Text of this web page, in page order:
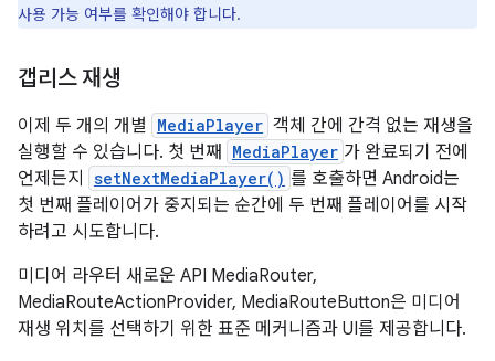
사용 가능 여부를 확인해야 합니다.
갭리스 재생
이제 두 개의 개별 MediaPlayer 객체 간에 간격 없는 재생을
실행할 수 있습니다. 첫 번째
MediaPlayer 가 완료되기 전에
언제든지
setNextMediaPlayer() 를 호출하면 Android는
첫 번째 플레이어가 중지되는 순간에 두 번째 플레이어를 시작
하려고 시도합니다.
미디어 라우터 새로운 API MediaRouter,
MediaRouteActionProvider, MediaRouteButton은 미디어
재생 위치를 선택하기 위한 표준 메커니즘과 UI를 제공합니다.